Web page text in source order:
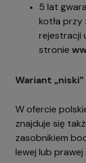
5 lat
kotła
rejestracji
stronie
Wariant
W ofercie
znajduje się
zasobnikiem
lewej lub